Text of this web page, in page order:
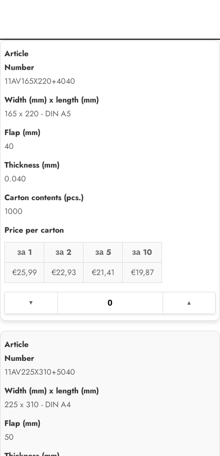
11AV165X220+4040
165 x 220 - DIN A5
40
0.040
1000
за 1 за 2 за 5
за 10
€25,99
€22,93 €21,41 €19,87
11AV225X310+5040
225 x 310 - DIN A4
50